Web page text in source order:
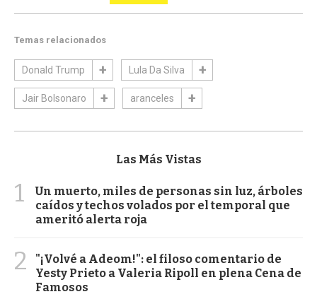
Temas relacionados
Donald Trump Lula Da Silva
Jair Bolsonaro aranceles
Las Más Vistas
1
Un muerto, miles de personas sin luz, árboles
caídos y techos volados por el temporal que
ameritó alerta roja
2
"¡Volvé a Adeom!": el filoso comentario de
Yesty Prieto a Valeria Ripoll en plena Cena de
Famosos